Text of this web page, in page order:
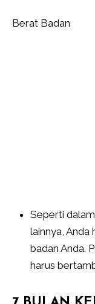
Berat Badan
Seperti
lainnya,
badan Anda.
harus